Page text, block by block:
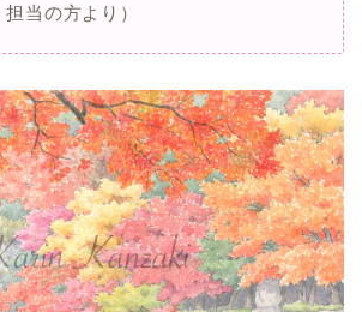
当の方より）